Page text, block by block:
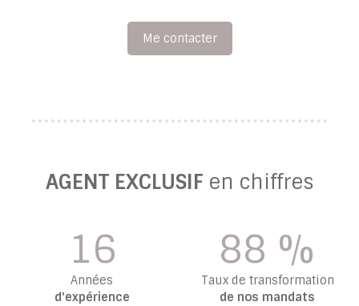
Me contacter
AGENT EXCLUSIF en chiffres
16
Années
d'expérience
88 %
Taux de transformation
de nos mandats